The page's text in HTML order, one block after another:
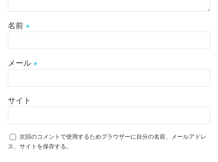
名前 ※
メール ※
サイト
次回のコメントで使用するためブラウザーに自分の名前、メールアドレ
ス、サイトを保存する。